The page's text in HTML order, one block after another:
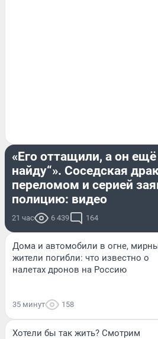
«Его оттащили, а он ещё
найду“». Соседская
переломом и серией
полицию: видео
21 час 6 439 164
Дома и автомобили в огне,
жители погибли: что известно о
налетах дронов на Россию
35 минут 158
Хотели бы так жить? Смотрим